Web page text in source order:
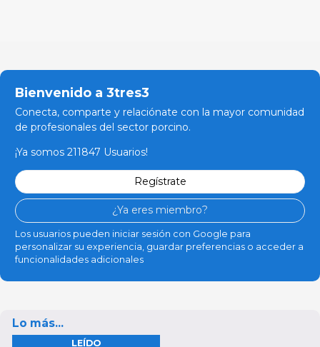
Bienvenido a 3tres3
Conecta, comparte y relaciónate con la mayor comunidad
de profesionales del sector porcino.
¡Ya somos 211847 Usuarios!
Regístrate
¿Ya eres miembro?
Los usuarios pueden iniciar sesión con Google para
personalizar su experiencia, guardar preferencias o acceder a
funcionalidades adicionales
Lo más...
LEÍDO